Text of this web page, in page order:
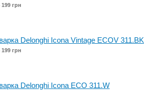
199 грн
Delonghi Icona Vintage ECOV 311.BK
199 грн
Delonghi Icona ECO 311.W